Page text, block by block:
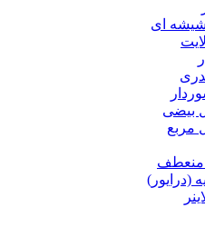
شیشه ای
بیضی
مربع
منعطف
(درایور)